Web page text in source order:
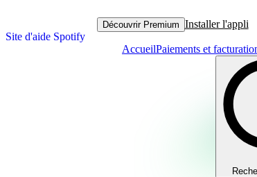
Site d'aide Spotify
Découvrir Premium Installer l'appli
AccueilPaiements et